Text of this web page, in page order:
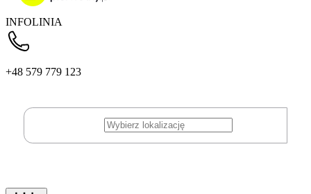
INFOLINIA
+48 579 779 123